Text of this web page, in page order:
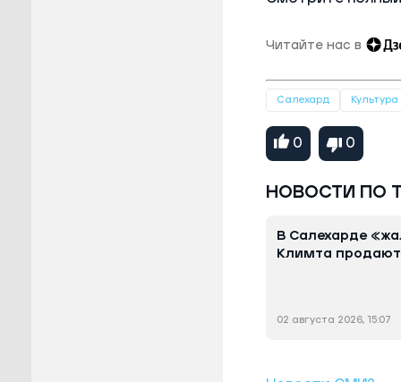
Читайте нас в
Салехард Культура
0 0
НОВОСТИ ПО
В Салехарде
Климта продают
02 августа 2026, 15:07